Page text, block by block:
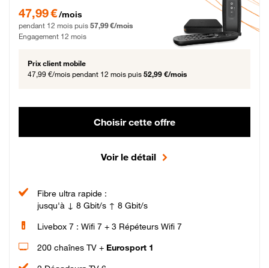
47,99 € par mois pendant 12 mois puis 57,99 € par mois, Engagement 12 mois
47,99 €/mois
pendant 12 mois puis 57,99 €/mois
Engagement 12 mois
Prix client mobile
47,99 €/mois pendant 12 mois puis 52,99 €/mois
Choisir cette offre
Voir le détail
Fibre ultra rapide :
jusqu'à ↓ 8 Gbit/s ↑ 8 Gbit/s
Livebox 7 : Wifi 7 + 3 Répéteurs Wifi 7
200 chaînes TV + Eurosport 1